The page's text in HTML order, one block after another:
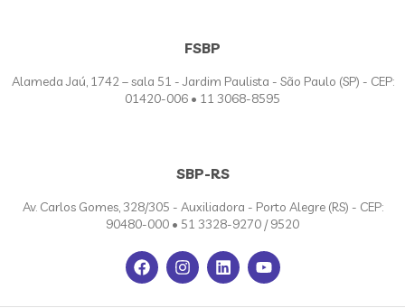
FSBP
Alameda Jaú, 1742 – sala 51 - Jardim Paulista - São Paulo (SP) - CEP:
01420-006 • 11 3068-8595
SBP-RS
Av. Carlos Gomes, 328/305 - Auxiliadora - Porto Alegre (RS) - CEP:
90480-000 • 51 3328-9270 / 9520